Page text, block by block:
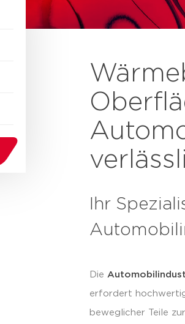
Ihr
Die
erfordert
beweglicher Teile